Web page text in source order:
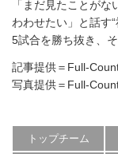
「まだ見たことが
わわせたい」と話す
5試合を勝ち抜き、
記事提供＝Full-
写真提供＝Full-
トップチーム